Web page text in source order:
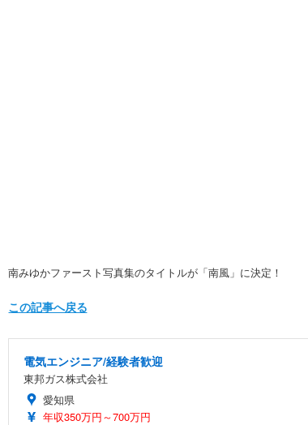
南みゆかファースト写真集のタイトルが「南風」に決定！
この記事へ戻る
電気エンジニア/経験者歓迎
東邦ガス株式会社
愛知県
年収350万円～700万円